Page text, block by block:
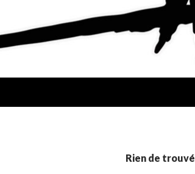
Rien de trouvé